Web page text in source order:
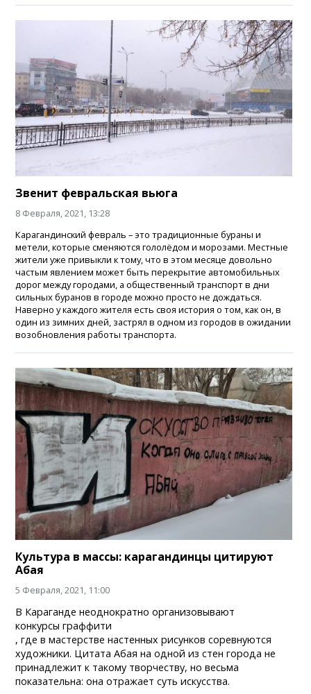
Звенит февральская вьюга
8 Февраля, 2021, 13:28
Карагандинский февраль – это традиционные бураны и
метели, которые сменяются гололёдом и морозами. Местные
жители уже привыкли к тому, что в этом месяце довольно
частым явлением может быть перекрытие автомобильных
дорог между городами, а общественный транспорт в дни
сильных буранов в городе можно просто не дождаться.
Наверно у каждого жителя есть своя история о том, как он, в
один из зимних дней, застрял в одном из городов в ожидании
возобновления работы транспорта.
Культура в массы: карагандинцы цитируют
Абая
5 Февраля, 2021, 11:00
В Караганде неоднократно организовывают
конкурсы граффити
, где в мастерстве настенных рисунков соревнуются
художники. Цитата Абая на одной из стен города не
принадлежит к такому творчеству, но весьма
показательна: она отражает суть искусства.